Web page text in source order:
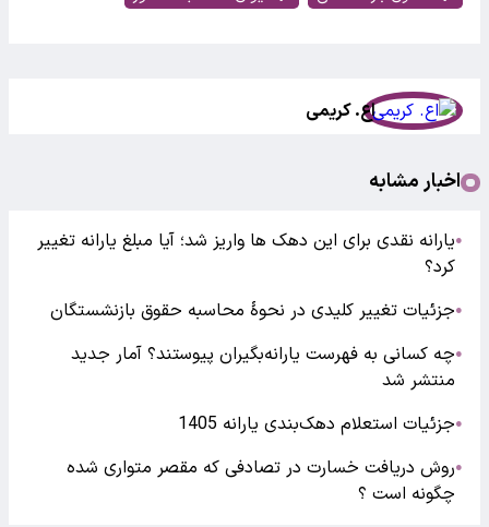
اع. کریمی
اخبار مشابه
●یارانه نقدی برای این دهک ها واریز شد؛ آیا مبلغ یارانه تغییر
کرد؟
●جزئیات تغییر کلیدی در نحوهٔ محاسبه حقوق بازنشستگان
●چه کسانی به فهرست یارانه‌بگیران پیوستند؟ آمار جدید
منتشر شد
●جزئیات استعلام دهک‌بندی یارانه 1405
●روش دریافت خسارت در تصادفی که مقصر متواری شده
چگونه است ؟